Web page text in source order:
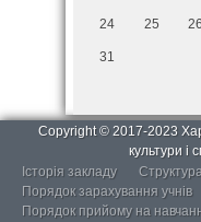
24 25 26
31
Copyright © 2017-2023
культури і
Історія закладу
Порядок зарахування учнів
Порядок прийому на